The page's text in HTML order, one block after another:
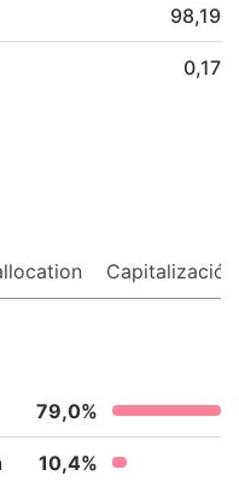
98,19
0,17
Capitalización
79,0%
10,4%